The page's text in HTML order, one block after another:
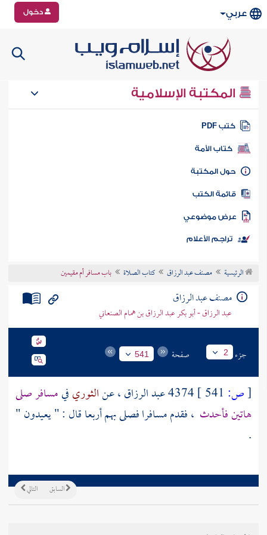
عربي دخول
المكتبة الإسلامية
كتب PDF
كتاب الأمة
المكتبة
الكتب
موضوعي
تراجم الأعلام
الرئيسية مصنف عبد الرزاق كتاب الصلاة باب مسافر أم مقيمين
مصنف عبد الرزاق
عبد الرزاق - أبو بكر عبد الرزاق بن همام الصنعاني
جزء 2 صفحة 541
[ص: 4374عبد الرزاق، عنالثوريفيمسافر صلى
هاتين فأحدث ، فقدم مسافرا فصلى بهم أربعا قال : " يعيدون "
.
التالي السابق